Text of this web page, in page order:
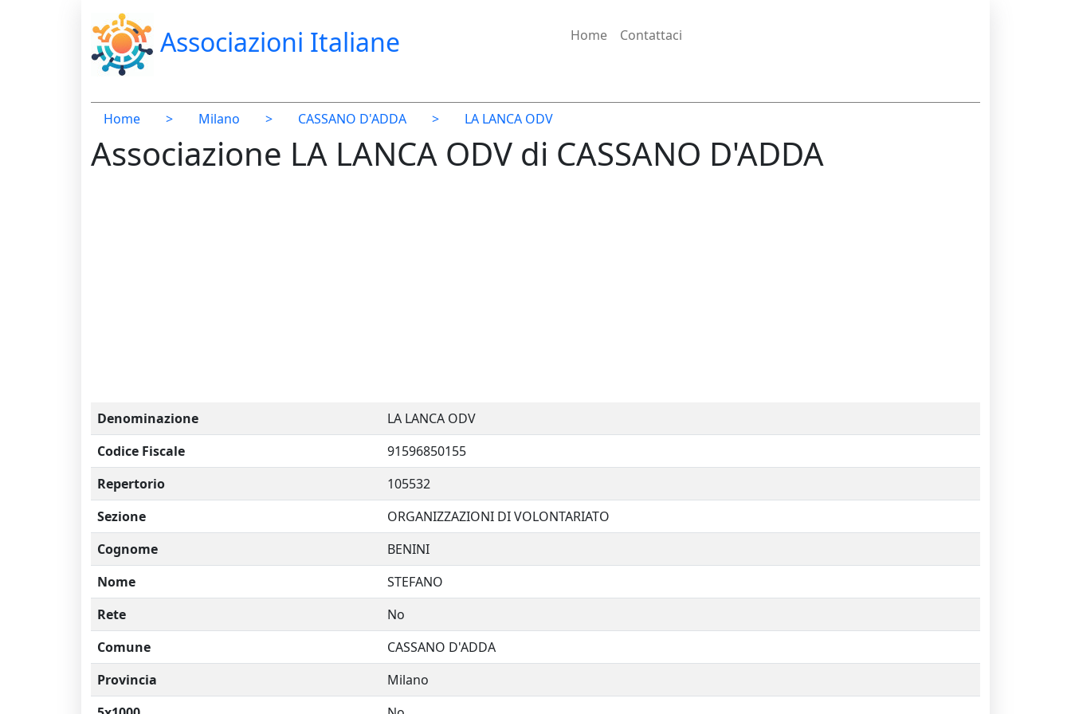
Associazioni Italiane Home Contattaci
Home > Milano > CASSANO D'ADDA > LA LANCA ODV
Associazione LA LANCA ODV di CASSANO D'ADDA
Denominazione
LA LANCA ODV
Codice Fiscale
91596850155
Repertorio
105532
Sezione
ORGANIZZAZIONI DI VOLONTARIATO
Cognome
BENINI
Nome
STEFANO
Rete
No
Comune
CASSANO D'ADDA
Provincia
Milano